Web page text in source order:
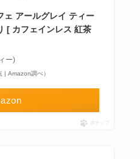
ェ アールグレイ ティー
[ カフェインレス 紅茶
ー)
| Amazon調べ）
ポチップ